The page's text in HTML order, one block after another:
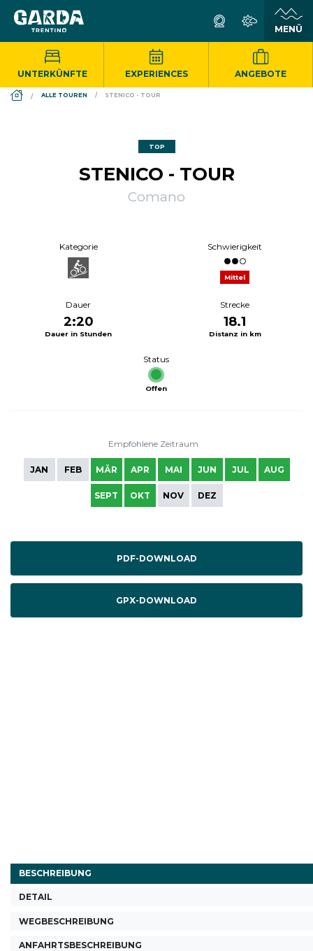
UNTERKÜNFTE EXPERIENCES ANGEBOTE
DS_BREADCRUMB.HOME
ALLE TOUREN STENICO - TOUR
TOP
STENICO - TOUR
Comano
Kategorie Schwierigkeit
Mittel
Dauer
2:20
Dauer in Stunden
Strecke
18.1
Distanz in km
Status
Offen
Empfohlene Zeitraum
JAN FEB MÄR APR MAI JUN JUL AUG
SEPT OKT NOV DEZ
PDF-DOWNLOAD
GPX-DOWNLOAD
BESCHREIBUNG
DETAIL
WEGBESCHREIBUNG
ANFAHRTSBESCHREIBUNG